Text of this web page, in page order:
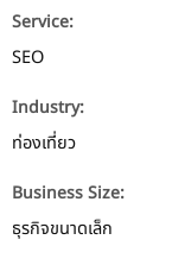
Service:
SEO
Industry:
ท่องเที่ยว
Business Size:
ธุรกิจขนาดเล็ก